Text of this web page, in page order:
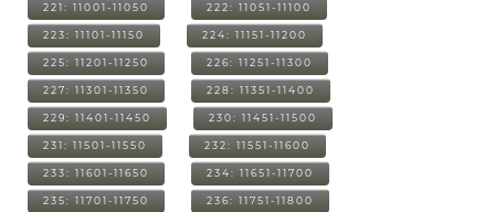
221: 11001-11050 222: 11051-11100
223: 11101-11150 224: 11151-11200
225: 11201-11250 226: 11251-11300
227: 11301-11350 228: 11351-11400
229: 11401-11450 230: 11451-11500
231: 11501-11550 232: 11551-11600
233: 11601-11650 234: 11651-11700
235: 11701-11750 236: 11751-11800